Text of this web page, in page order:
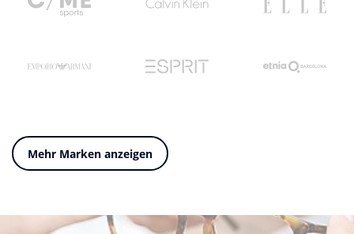
Mehr Marken anzeigen